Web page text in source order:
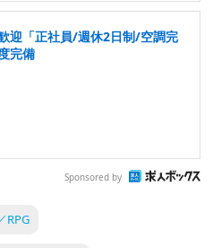
迎「正社員/週休2日制/空調完
完備
Sponsored by
RPG